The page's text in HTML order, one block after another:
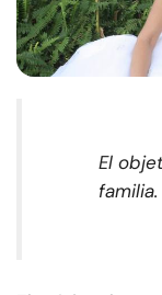
El
familia.